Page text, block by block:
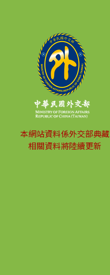
本網站資料係外交部典藏
相關資料將陸續更新